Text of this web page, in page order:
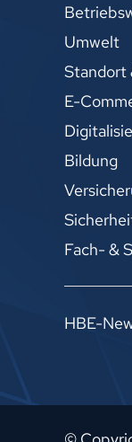
Umwelt
Standort
E-
Bildung
Fach- &
HBE-